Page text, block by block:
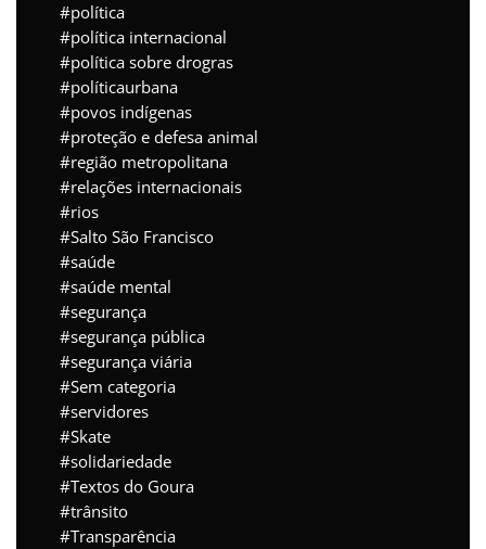
política
política internacional
política sobre drogras
políticaurbana
povos indígenas
proteção e defesa animal
região metropolitana
relações internacionais
rios
Salto São Francisco
saúde
saúde mental
segurança
segurança pública
segurança viária
Sem categoria
servidores
Skate
solidariedade
Textos do Goura
trânsito
Transparência